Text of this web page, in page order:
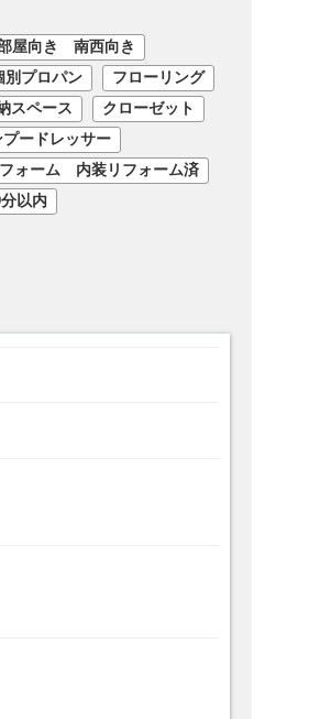
屋向き 南西向き
プロパン
フローリング
スペース
クローゼット
プードレッサー
フォーム 内装リフォーム済
以内